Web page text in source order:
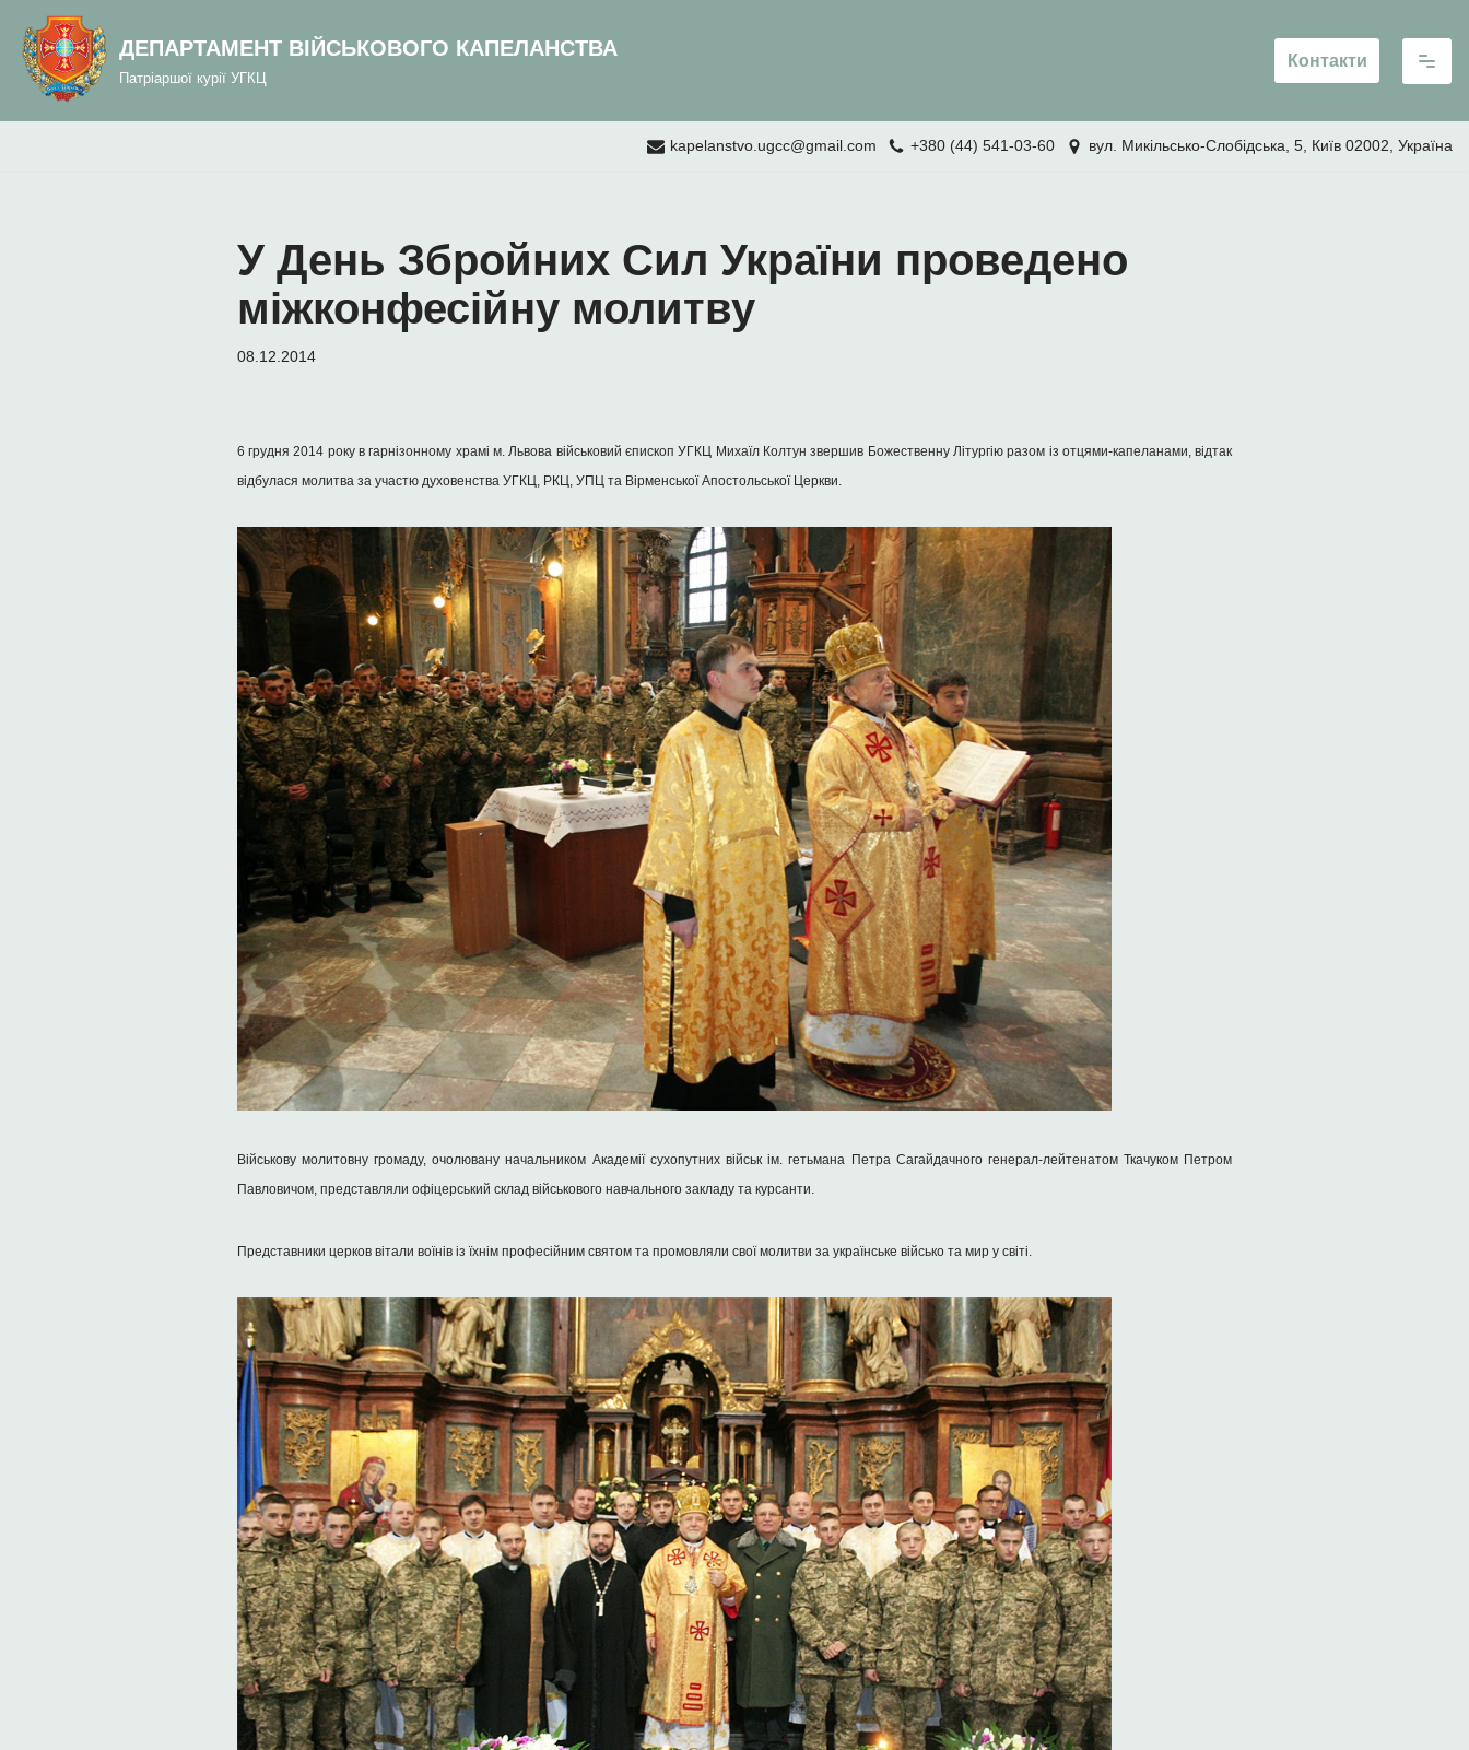
вмісту
Перейти
вмісту
ДЕПАРТАМЕНТ ВІЙСЬКОВОГО КАПЕЛАНСТВА
Патріаршої курії УГКЦ
Контакти
kapelanstvo.ugcc@gmail.com +380 (44) 541-03-60 вул. Микільсько-Слобідська, 5, Київ 02002, Україна
У День Збройних Сил України проведено
міжконфесійну молитву
08.12.2014
6 грудня 2014 року в гарнізонному храмі м. Львова військовий єпископ УГКЦ Михаїл Колтун звершив Божественну Літургію разом із отцями-капеланами, відтак
відбулася молитва за участю духовенства УГКЦ, РКЦ, УПЦ та Вірменської Апостольської Церкви.
Військову молитовну громаду, очолювану начальником Академії сухопутних військ ім. гетьмана Петра Сагайдачного генерал-лейтенатом Ткачуком Петром
Павловичом, представляли офіцерський склад військового навчального закладу та курсанти.
Представники церков вітали воїнів із їхнім професійним святом та промовляли свої молитви за українське військо та мир у світі.